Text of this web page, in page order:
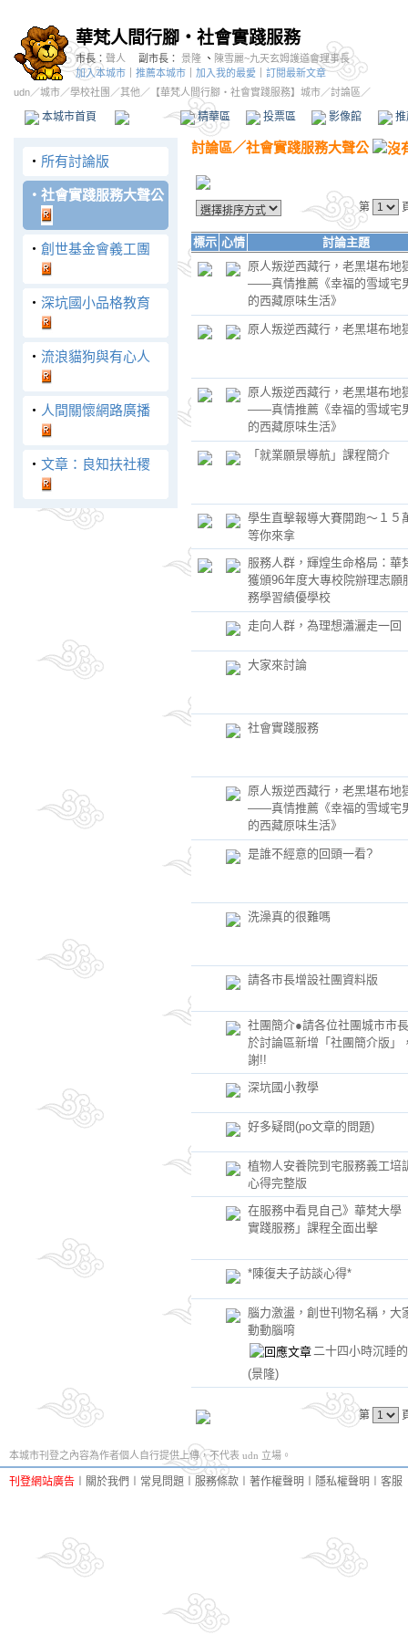
華梵人間行腳‧社會實踐服務
市長： 聲人 副市長： 景隆 、 陳雪麗~九天玄姆護道會理事長
加入本城市
推薦本城市 加入我的最愛
訂閱最新文章
udn／城市／學校社團 ／其他 ／ 【華梵人間行腳‧社會實踐服務】城市／討論區／
本城市首頁 討論區 精華區 投票區 影像館
‧ 所有討論版
‧ 社會實踐服務大聲公
‧ 創世基金會義工團
‧ 深坑國小品格教育
‧ 流浪貓狗與有心人
‧ 人間關懷網路廣播
‧ 文章：良知扶社稷
討論區／社會實踐服務大聲公
第
標示 心情
討論主題
原人叛逆西藏行，老黑堪布地
——真情推薦《幸福的雪域宅
的西藏原味生活》
原人叛逆西藏行，老黑堪布地
原人叛逆西藏行，老黑堪布地
——真情推薦《幸福的雪域宅
的西藏原味生活》
「就業願景導航」課程簡介
學生直擊報導大賽開跑～１５
等你來拿
服務人群，輝煌生命格局：華
獲頒96年度大專校院辦理志願
務學習績優學校
走向人群，為理想瀟灑走一回
大家來討論
社會實踐服務
原人叛逆西藏行，老黑堪布地
——真情推薦《幸福的雪域宅
的西藏原味生活》
是誰不經意的回頭一看?
洗澡真的很難嗎
請各市長增設社團資料版
社團簡介●請各位社團城市市
於討論區新增「社團簡介版」
謝!!
深坑國小教學
好多疑問(po文章的問題)
植物人安養院到宅服務義工培
心得完整版
在服務中看見自己》華梵大學
實踐服務」課程全面出擊
*陳復夫子訪談心得*
腦力激盪，創世刊物名稱，大
動動腦唷
二十四小時沉睡
(景隆)
第
本城市刊登之內容為作者個人自行提供上傳，不代表 udn 立場。
刊登網站廣告 關於我們 常見問題 服務條款 著作權聲明 隱私權聲明 客服